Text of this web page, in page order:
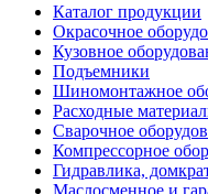
Каталог продукции
Окрасочное
Кузовное
Подъемники
Шиномонтажное
Расходные
Сварочное
Компрессорное
Гидравлика,
Маслосменное и